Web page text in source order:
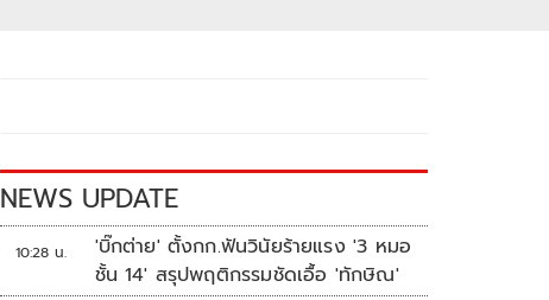
NEWS UPDATE
10:28 น.
'บิ๊กต่าย' ตั้งกก.ฟันวินัยร้ายแรง '3 หมอ
ชั้น 14' สรุปพฤติกรรมชัดเอื้อ 'ทักษิณ'